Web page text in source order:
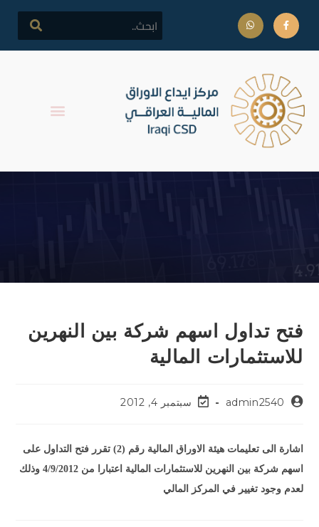
فتح تداول اسهم شركة بين النهرين
للاستثمارات المالية
admin2540 سبتمبر 4, 2012
اشارة الى تعليمات هيئة الاوراق المالية رقم (2) تقرر فتح التداول على
اسهم شركة بين النهرين للاستثمارات المالية اعتبارا من 4/9/2012 وذلك
لعدم وجود تغيير في المركز المالي